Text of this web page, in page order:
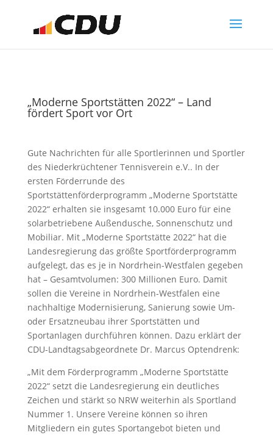
„Moderne Sportstätten 2022“ – Land
fördert Sport vor Ort
Gute Nachrichten für alle Sportlerinnen und Sportler
des Niederkrüchtener Tennisverein e.V.. In der
ersten Förderrunde des
Sportstättenförderprogramm „Moderne Sportstätte
2022“ erhalten sie insgesamt 10.000 Euro für eine
solarbetriebene Außendusche, Sonnenschutz und
Mobiliar. Mit „Moderne Sportstätte 2022“ hat die
Landesregierung das größte Sportförderprogramm
aufgelegt, das es je in Nordrhein-Westfalen gegeben
hat – Gesamtvolumen: 300 Millionen Euro. Damit
sollen die Vereine in Nordrhein-Westfalen eine
nachhaltige Modernisierung, Sanierung sowie Um-
oder Ersatzneubau ihrer Sportstätten und
Sportanlagen durchführen können. Dazu erklärt der
CDU-Landtagsabgeordnete Dr. Marcus Optendrenk:
„Mit dem Förderprogramm „Moderne Sportstätte
2022“ setzt die Landesregierung ein deutliches
Zeichen und stärkt so NRW weiterhin als Sportland
Nummer 1. Unsere Vereine können so ihren
Mitgliedern ein gutes Sportangebot bieten und